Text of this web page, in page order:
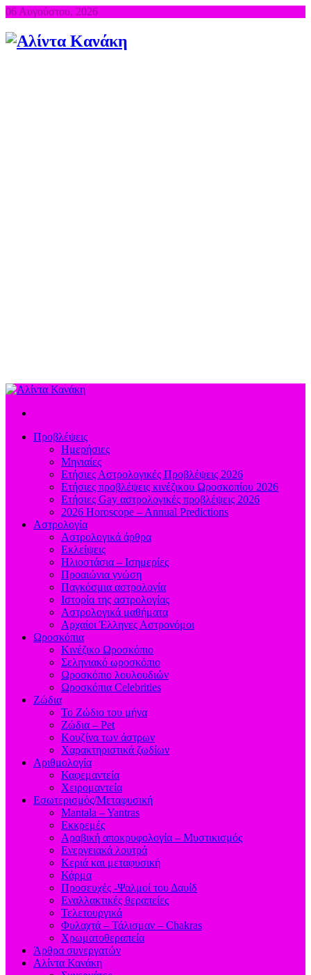
06 Αυγούστου, 2026
Προβλέψεις
Ημερήσιες
Μηνιαίες
Ετήσιες Αστρολογικές Προβλέψεις 2026
Ετήσιες προβλέψεις κινέζικου Ωροσκοπίου 2026
Ετήσιες Gay αστρολογικές προβλέψεις 2026
2026 Horoscope – Annual Predictions
Αστρολογία
Αστρολογικά άρθρα
Εκλείψεις
Ηλιοστάσια – Ισημερίες
Προαιώνια γνώση
Παγκόσμια αστρολογία
Ιστορία της αστρολογίας
Aστρολογικά μαθήματα
Aρχαίοι Έλληνες Αστρονόμοι
Ωροσκόπια
Κινέζικο Ωροσκόπιο
Σεληνιακό ωροσκόπιο
Ωροσκόπιο λουλουδιών
Ωροσκόπια Celebrities
Ζώδια
Το Ζώδιο του μήνα
Ζώδια – Pet
Κουζίνα των άστρων
Χαρακτηριστικά ζωδίων
Αριθμολογία
Καφεμαντεία
Χειρομαντεία
Εσωτερισμός/Μεταφυσική
Mantala – Yantras
Εκκρεμές
Αραβική αποκρυφολογία – Μυστικισμός
Ενεργειακά λουτρά
Κεριά και μεταφυσική
Κάρμα
Προσευχές -Ψαλμοί του Δαυίδ
Εναλλακτικές θεραπείες
Τελετουργικά
Φυλαχτά – Τάλισμαν – Chakras
Χρωματοθεραπεία
Άρθρα συνεργατών
Αλίντα Κανάκη